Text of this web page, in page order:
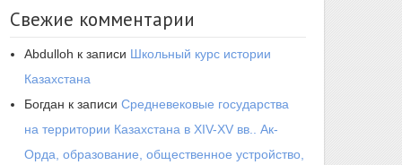
Свежие комментарии
Abdulloh к записи Школьный курс истории
Казахстана
Богдан к записи Средневековые государства
на территории Казахстана в XIV-XV вв.. Ак-
Орда, образование, общественное устройство,